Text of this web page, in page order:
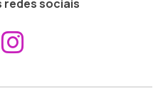
redes sociais
Aceder ao